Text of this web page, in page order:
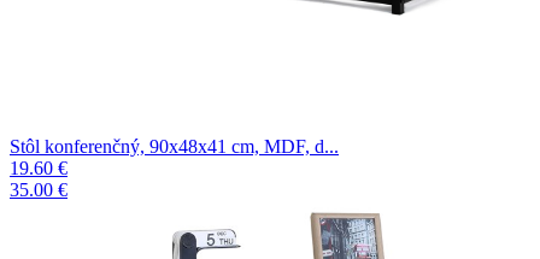
Stôl konferenčný, 90x48x41 cm, MDF, d...
19.60 €
35.00 €